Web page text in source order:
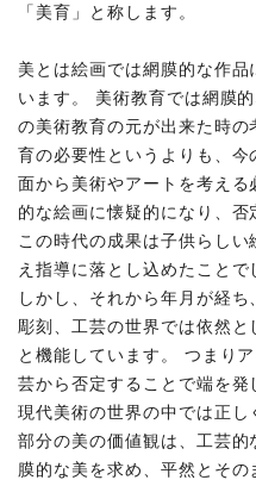
「美育」と称します。
美とは絵画では網膜的な作
います。 美術教育では網膜
の美術教育の元が出来た時
育の必要性というよりも、
面から美術やアートを考え
的な絵画に懐疑的になり、否
この時代の成果は子供らし
え指導に落とし込めたことで
しかし、それから年月が経ち
彫刻、工芸の世界では依然
と機能しています。 つまり
芸から否定することで端を
現代美術の世界の中では正
部分の美の価値観は、工芸
膜的な美を求め、平然とそ